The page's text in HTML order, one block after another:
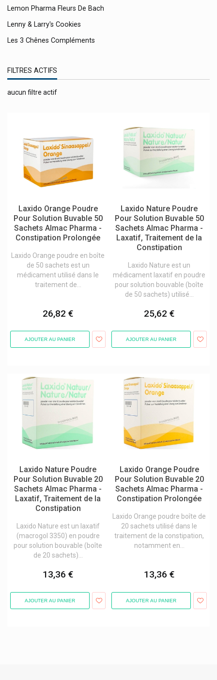
Lemon Pharma Fleurs De Bach
Lenny & Larry's Cookies
Les 3 Chênes Compléments
Lifescan
Limacom
Lohmann Rauscher
Longsee
Louis Widmer Cosmétique
Lunettes
Luxéol (luxeol) Produits Cheveux
Madaus Médicaments
Magnecaps Magnésium
Marque Verte
Marvis Dentifrices
Matchstick Monkey Dentition
Mbrace Orifarm Health
Mcm Klosterfrau
Mead Johnson Nutrition
Meda
Medela Bébé / Medela Mère
Medica Maux De Gorge
Medice
Medtronic
Melapi - Meli Miel
Même Cosmetics Pendant Le Cancer
Menarini
FILTRES ACTIFS
aucun filtre actif
Laxido Orange Poudre
Pour Solution Buvable 50
Sachets Almac Pharma -
Constipation Prolongée
Laxido Orange poudre en boîte
de 50 sachets est un
médicament utilisé dans le
traitement de...
26,82 €
AJOUTER AU PANIER
Laxido Nature Poudre
Pour Solution Buvable 50
Sachets Almac Pharma -
Laxatif, Traitement de la
Constipation
Laxido Nature est un
médicament laxatif en poudre
pour solution bouvable (boîte
de 50 sachets) utilisé...
25,62 €
AJOUTER AU PANIER
Laxido Nature Poudre
Pour Solution Buvable 20
Sachets Almac Pharma -
Laxatif, Traitement de la
Constipation
Laxido Nature est un laxatif
(macrogol 3350) en poudre
pour solution bouvable (boîte
de 20 sachets)...
13,36 €
AJOUTER AU PANIER
Laxido Orange Poudre
Pour Solution Buvable 20
Sachets Almac Pharma -
Constipation Prolongée
Laxido Orange poudre boîte de
20 sachets utilisé dans le
traitement de la constipation,
notamment en...
13,36 €
AJOUTER AU PANIER